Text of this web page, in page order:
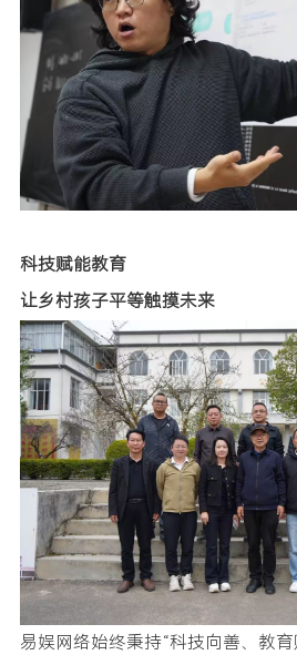
科技赋能教育
让乡村孩子平等触摸未来
易娱网络始终秉持“科技向善、教